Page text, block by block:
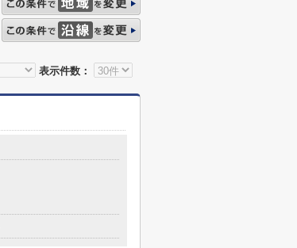
表示件数：